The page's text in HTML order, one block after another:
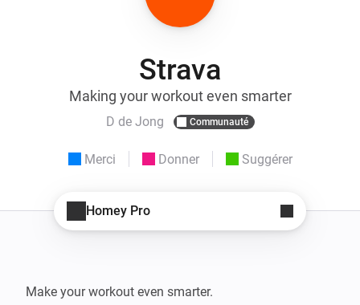
Strava
Making your workout even smarter
D de Jong Communauté
Merci Donner Suggérer
Homey Pro
Make your workout even smarter.